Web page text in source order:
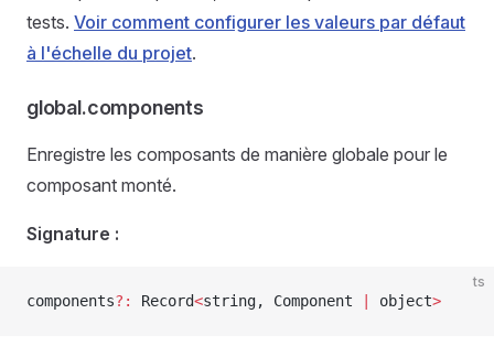
tests. Voir comment configurer les valeurs par défaut
à l'échelle du projet.
global.components
Enregistre les composants de manière globale pour le
composant monté.
Signature :
ts
components?: Record<string, Component object>